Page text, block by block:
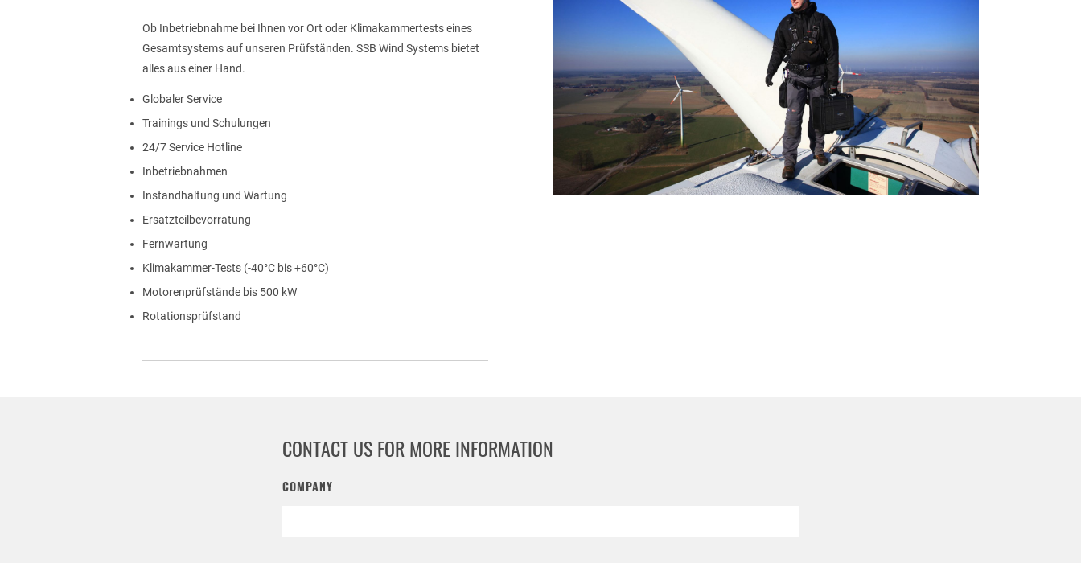
Ob Inbetriebnahme bei Ihnen vor Ort oder Klimakammertests eines
Gesamtsystems auf unseren Prüfständen. SSB Wind Systems bietet
alles aus einer Hand.
Globaler Service
Trainings und Schulungen
24/7 Service Hotline
Inbetriebnahmen
Instandhaltung und Wartung
Ersatzteilbevorratung
Fernwartung
Klimakammer-Tests (-40°C bis +60°C)
Motorenprüfstände bis 500 kW
Rotationsprüfstand
CONTACT US FOR MORE INFORMATION
COMPANY